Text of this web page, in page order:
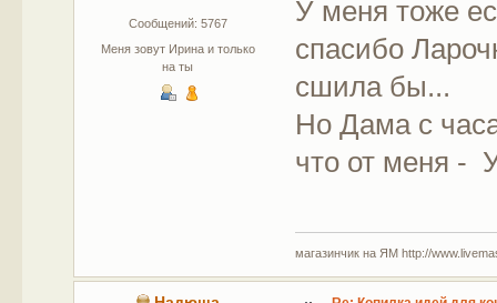
Сообщений: 5767
Меня зовут Ирина и только
на ты
У меня тоже
спасибо
сшила бы...
Но Дама с
что от меня -
магазинчик на ЯМ http://